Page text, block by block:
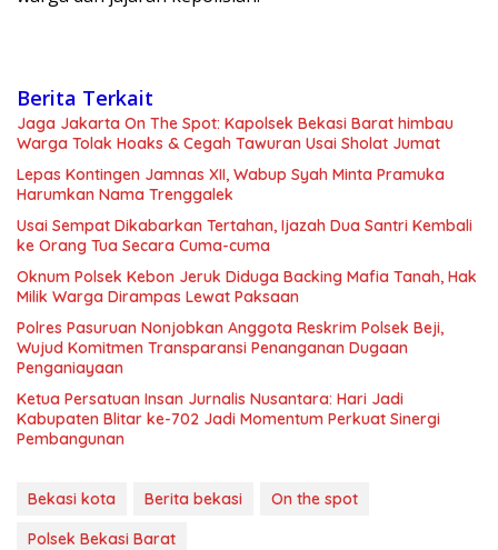
Berita Terkait
Jaga Jakarta On The Spot: Kapolsek Bekasi Barat himbau
Warga Tolak Hoaks & Cegah Tawuran Usai Sholat Jumat
Lepas Kontingen Jamnas XII, Wabup Syah Minta Pramuka
Harumkan Nama Trenggalek
Usai Sempat Dikabarkan Tertahan, Ijazah Dua Santri Kembali
ke Orang Tua Secara Cuma-cuma
Oknum Polsek Kebon Jeruk Diduga Backing Mafia Tanah, Hak
Milik Warga Dirampas Lewat Paksaan
Polres Pasuruan Nonjobkan Anggota Reskrim Polsek Beji,
Wujud Komitmen Transparansi Penanganan Dugaan
Penganiayaan
Ketua Persatuan Insan Jurnalis Nusantara: Hari Jadi
Kabupaten Blitar ke-702 Jadi Momentum Perkuat Sinergi
Pembangunan
Bekasi kota Berita bekasi
On the spot
Polsek Bekasi Barat